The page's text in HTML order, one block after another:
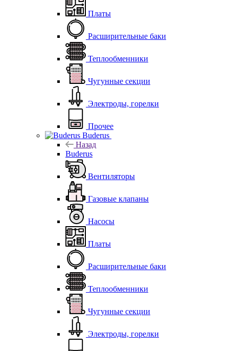
Платы
Расширительные баки
Теплообменники
Чугунные секции
Электроды, горелки
Прочее
Buderus
Назад
Buderus
Вентиляторы
Газовые клапаны
Насосы
Платы
Расширительные баки
Теплообменники
Чугунные секции
Электроды, горелки